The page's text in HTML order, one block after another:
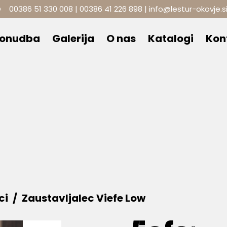
00386 51 330 008 | 00386 41 226 898 | info@lestur-okovje.si
Galerija O nas Katalogi
Zaustavljalec Viefe Low